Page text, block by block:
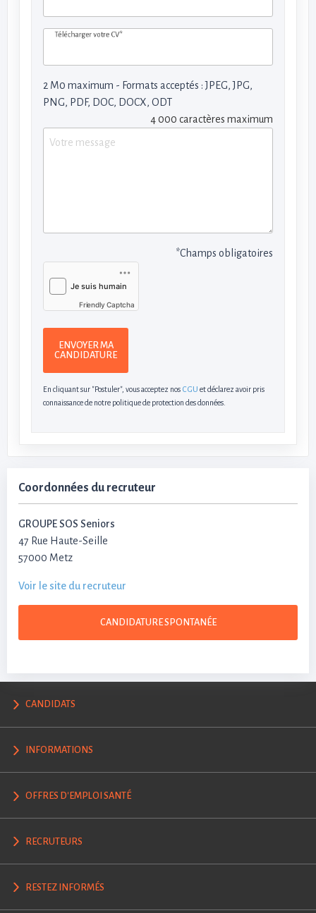
Télécharger votre CV*
2 M0 maximum - Formats acceptés : JPEG, JPG,
PNG, PDF, DOC, DOCX, ODT
4 000 caractères maximum
*Champs obligatoires
Friendly Captcha
ENVOYER MA
CANDIDATURE
En cliquant sur "Postuler", vous acceptez nos CGU et déclarez avoir pris
connaissance de notre politique de protection des données.
Coordonnées du recruteur
GROUPE SOS Seniors
47 Rue Haute-Seille
57000 Metz
Voir le site du recruteur
CANDIDATURE SPONTANÉE
CANDIDATS
INFORMATIONS
OFFRES D'EMPLOI SANTÉ
RECRUTEURS
RESTEZ INFORMÉS